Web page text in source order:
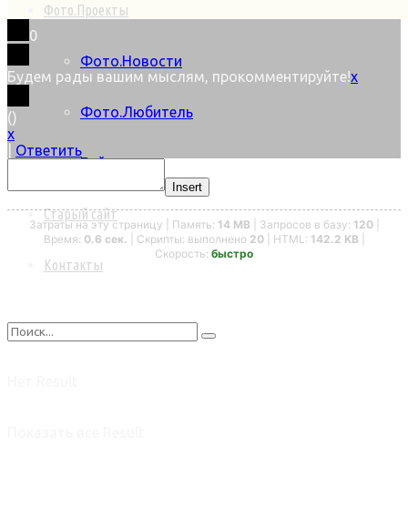
Фото.Проекты
Фото.Новости
Фото.Любитель
Байки
Старый сайт
Контакты
0
Будем рады вашим мыслям, прокомментируйте!x
()
x
Ответить
Insert
Затраты на эту страницу | Память: 14 MB | Запросов в базу: 120|
Время: 0.6 сек. | Скрипты: выполнено 20| HTML: 142.2 KB
Скорость: быстро